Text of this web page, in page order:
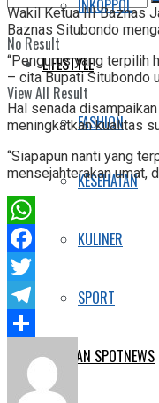
No Result
View All Result
INKOPPOL
LIFESTYLE
FASHION
KESEHATAN
KULINER
SPORT
E-KORAN SPOTNEWS
Wakil Ketua III Baznas
Baznas Situbondo
“Pengurus yang terpilih
– cita Bupati Situbondo
Hal senada
meningkatkan kualitas
“Siapapun nanti yang
mensejahterakan umat,
WhatsApp
Facebook
Twitter
Telegram
Share